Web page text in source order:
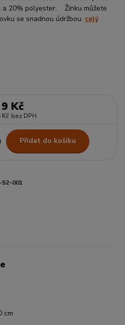
a 20% polyester. Žínku můžete
se snadnou údržbou. celý
9 Kč
Kč bez DPH
Přidat do košíku
001
cm